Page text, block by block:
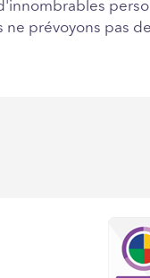
prévoyons pas